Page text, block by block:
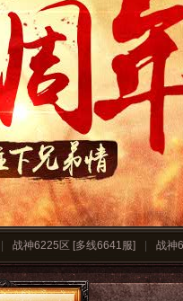
战神6225区 [多线6641服] 战神